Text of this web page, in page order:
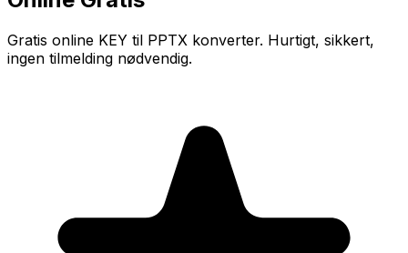
Gratis online KEY til PPTX konverter. Hurtigt, sikkert,
ingen tilmelding nødvendig.